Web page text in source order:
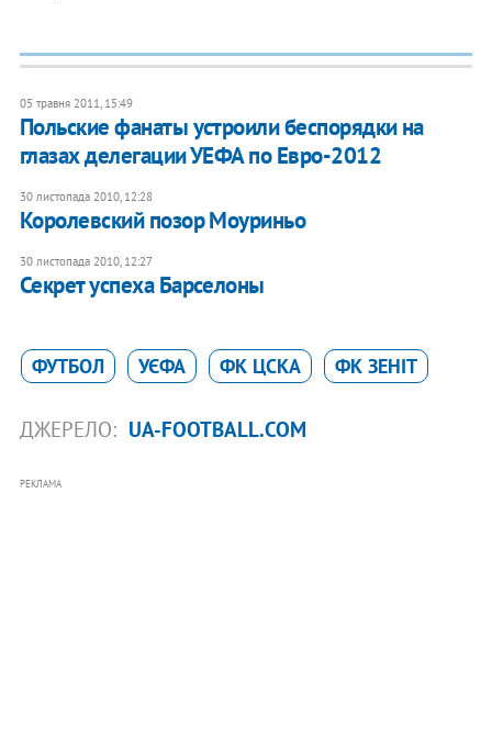
05 травня 2011, 15:49
Польские фанаты устроили беспорядки на
глазах делегации УЕФА по Евро-2012
30 листопада 2010, 12:28
Королевский позор Моуриньо
30 листопада 2010, 12:27
Секрет успеха Барселоны
ФУТБОЛ УЄФА ФК ЦСКА ФК ЗЕНІТ
ДЖЕРЕЛО: UA-FOOTBALL.COM
РЕКЛАМА